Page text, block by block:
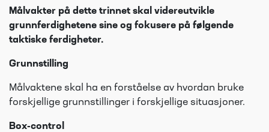
Målvakter på dette trinnet skal videreutvikle
grunnferdighetene sine og fokusere på følgende
taktiske ferdigheter.
Grunnstilling
Målvaktene skal ha en forståelse av hvordan bruke
forskjellige grunnstillinger i forskjellige situasjoner.
Box-control